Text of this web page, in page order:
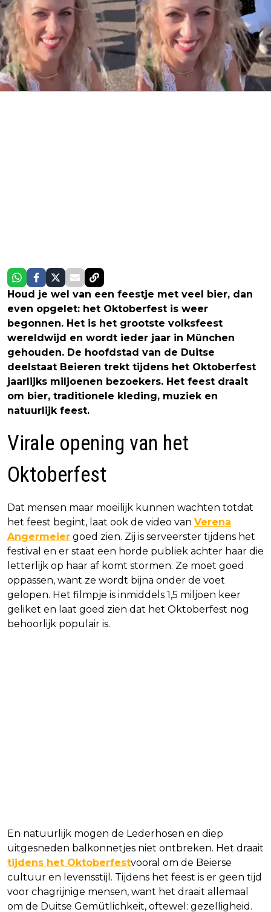
Houd je wel van een feestje met veel bier, dan
even opgelet: het Oktoberfest is weer
begonnen. Het is het grootste volksfeest
wereldwijd en wordt ieder jaar in München
gehouden. De hoofdstad van de Duitse
deelstaat Beieren trekt tijdens het Oktoberfest
jaarlijks miljoenen bezoekers. Het feest draait
om bier, traditionele kleding, muziek en
natuurlijk feest.
Virale opening van het
Oktoberfest
Dat mensen maar moeilijk kunnen wachten totdat
het feest begint, laat ook de video van Verena
Angermeier goed zien. Zij is serveerster tijdens het
festival en er staat een horde publiek achter haar die
letterlijk op haar af komt stormen. Ze moet goed
oppassen, want ze wordt bijna onder de voet
gelopen. Het filmpje is inmiddels 1,5 miljoen keer
geliket en laat goed zien dat het Oktoberfest nog
behoorlijk populair is.
En natuurlijk mogen de Lederhosen en diep
uitgesneden balkonnetjes niet ontbreken. Het draait
tijdens het Oktoberfestvooral om de Beierse
cultuur en levensstijl. Tijdens het feest is er geen tijd
voor chagrijnige mensen, want het draait allemaal
om de Duitse Gemütlichkeit, oftewel: gezelligheid.